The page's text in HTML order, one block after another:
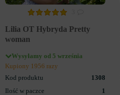
Lilia OT Hybryda Pretty
woman
Wysyłamy od 5 września
Kupiony 1956 razy
Kod produktu
1308
Ilość w paczce
1